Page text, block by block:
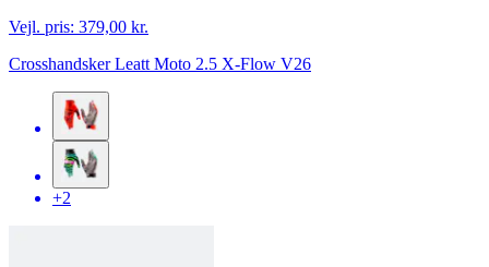
Vejl. pris: 379,00 kr.
Crosshandsker Leatt Moto 2.5 X-Flow V26
+2